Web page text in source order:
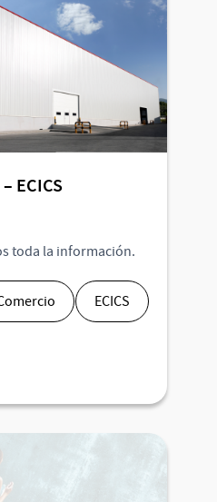
ECICS
toda la información.
ECICS